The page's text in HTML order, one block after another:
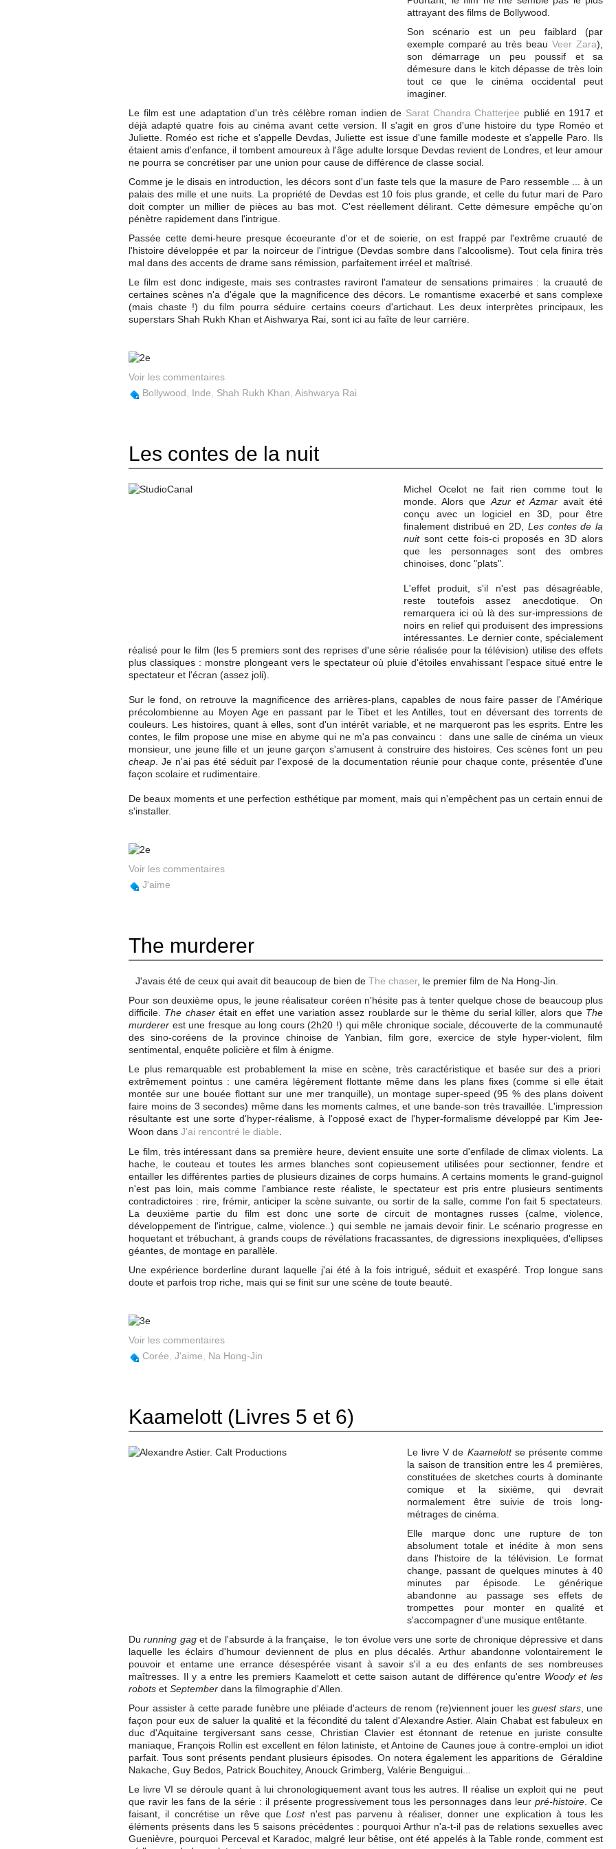
attrayant des films de Bollywood.
Son scénario est un peu faiblard (par
exemple comparé au très beauVeer Zara),
son démarrage un peu poussif et sa
démesure dans le kitch dépasse de très loin
tout ce que le cinéma occidental peut
imaginer.
Le film est une adaptation d'un très célèbre roman indien de Sarat Chandra Chatterjee publié en 1917 et
déjà adapté quatre fois au cinéma avant cette version. Il s'agit en gros d'une histoire du type Roméo et
Juliette. Roméo est riche et s'appelle Devdas, Juliette est issue d'une famille modeste et s'appelle Paro. Ils
étaient amis d'enfance, il tombent amoureux à l'âge adulte lorsque Devdas revient de Londres, et leur amour
ne pourra se concrétiser par une union pour cause de différence de classe social.
Comme je le disais en introduction, les décors sont d'un faste tels que la masure de Paro ressemble ... à un
palais des mille et une nuits. La propriété de Devdas est 10 fois plus grande, et celle du futur mari de Paro
doit compter un millier de pièces au bas mot. C'est réellement délirant. Cette démesure empêche qu'on
pénètre rapidement dans l'intrigue.
Passée cette demi-heure presque écoeurante d'or et de soierie, on est frappé par l'extrême cruauté de
l'histoire développée et par la noirceur de l'intrigue (Devdas sombre dans l'alcoolisme). Tout cela finira très
mal dans des accents de drame sans rémission, parfaitement irréel et maîtrisé.
Le film est donc indigeste, mais ses contrastes raviront l'amateur de sensations primaires : la cruauté de
certaines scènes n'a d'égale que la magnificence des décors. Le romantisme exacerbé et sans complexe
(mais chaste !) du film pourra séduire certains coeurs d'artichaut. Les deux interprètes principaux, les
superstars Shah Rukh Khan et Aishwarya Rai, sont ici au faîte de leur carrière.
Voir les commentaires
Bollywood
Inde Shah Rukh Khan Aishwarya Rai
Les contes de la nuit
Michel Ocelot ne fait rien comme tout le
monde. Alors que Azur et Azmar avait été
conçu avec un logiciel en 3D, pour être
finalement distribué en 2D, Les contes de la
nuitsont cette fois-ci proposés en 3D alors
que les personnages sont des ombres
chinoises, donc "plats".
L'effet produit, s'il n'est pas désagréable,
reste toutefois assez anecdotique. On
remarquera ici où là des sur-impressions de
noirs en relief qui produisent des impressions
intéressantes. Le dernier conte, spécialement
réalisé pour le film (les 5 premiers sont des reprises d'une série réalisée pour la télévision) utilise des effets
plus classiques : monstre plongeant vers le spectateur où pluie d'étoiles envahissant l'espace situé entre le
spectateur et l'écran (assez joli).
Sur le fond, on retrouve la magnificence des arrières-plans, capables de nous faire passer de l'Amérique
précolombienne au Moyen Age en passant par le Tibet et les Antilles, tout en déversant des torrents de
couleurs. Les histoires, quant à elles, sont d'un intérêt variable, et ne marqueront pas les esprits. Entre les
contes, le film propose une mise en abyme qui ne m'a pas convaincu : dans une salle de cinéma un vieux
monsieur, une jeune fille et un jeune garçon s'amusent à construire des histoires. Ces scènes font un peu
cheap . Je n'ai pas été séduit par l'exposé de la documentation réunie pour chaque conte, présentée d'une
façon scolaire et rudimentaire.
De beaux moments et une perfection esthétique par moment, mais qui n'empêchent pas un certain ennui de
s'installer.
Voir les commentaires
J'aime
The murderer
J'avais été de ceux qui avait dit beaucoup de bien de The chaser, le premier film de Na Hong-Jin.
Pour son deuxième opus, le jeune réalisateur coréen n'hésite pas à tenter quelque chose de beaucoup plus
difficile. The chaserétait en effet une variation assez roublarde sur le thème du serial killer, alors que The
murderer est une fresque au long cours (2h20 !) qui mêle chronique sociale, découverte de la communauté
des sino-coréens de la province chinoise de Yanbian, film gore, exercice de style hyper-violent, film
sentimental, enquête policière et film à énigme.
Le plus remarquable est probablement la mise en scène, très caractéristique et basée sur des a priori
extrêmement pointus : une caméra légèrement flottante même dans les plans fixes (comme si elle était
montée sur une bouée flottant sur une mer tranquille), un montage super-speed (95 % des plans doivent
faire moins de 3 secondes) même dans les moments calmes, et une bande-son très travaillée. L'impression
résultante est une sorte d'hyper-réalisme, à l'opposé exact de l'hyper-formalisme développé par Kim Jee-
Woon dans J'ai rencontré le diable
Le film, très intéressant dans sa première heure, devient ensuite une sorte d'enfilade de climax violents. La
hache, le couteau et toutes les armes blanches sont copieusement utilisées pour sectionner, fendre et
entailler les différentes parties de plusieurs dizaines de corps humains. A certains moments le grand-guignol
n'est pas loin, mais comme l'ambiance reste réaliste, le spectateur est pris entre plusieurs sentiments
contradictoires : rire, frémir, anticiper la scène suivante, ou sortir de la salle, comme l'on fait 5 spectateurs.
La deuxième partie du film est donc une sorte de circuit de montagnes russes (calme, violence,
développement de l'intrigue, calme, violence..) qui semble ne jamais devoir finir. Le scénario progresse en
hoquetant et trébuchant, à grands coups de révélations fracassantes, de digressions inexpliquées, d'ellipses
géantes, de montage en parallèle.
Une expérience borderline durant laquelle j'ai été à la fois intrigué, séduit et exaspéré. Trop longue sans
doute et parfois trop riche, mais qui se finit sur une scène de toute beauté.
Voir les commentaires
Corée J'aime Na Hong-Jin
Kaamelott (Livres 5 et 6)
Le livre V de Kaamelottse présente comme
la saison de transition entre les 4 premières,
constituées de sketches courts à dominante
comique et la sixième, qui devrait
normalement être suivie de trois long-
métrages de cinéma.
Elle marque donc une rupture de ton
absolument totale et inédite à mon sens
dans l'histoire de la télévision. Le format
change, passant de quelques minutes à 40
minutes par épisode. Le générique
abandonne au passage ses effets de
trompettes pour monter en qualité et
s'accompagner d'une musique entêtante.
Durunning gaget de l'absurde à la française, le ton évolue vers une sorte de chronique dépressive et dans
laquelle les éclairs d'humour deviennent de plus en plus décalés. Arthur abandonne volontairement le
pouvoir et entame une errance désespérée visant à savoir s'il a eu des enfants de ses nombreuses
maîtresses. Il y a entre les premiers Kaamelott et cette saison autant de différence qu'entre Woody et les
robots et September dans la filmographie d'Allen.
Pour assister à cette parade funèbre une pléiade d'acteurs de renom (re)viennent jouer les guest stars, une
façon pour eux de saluer la qualité et la fécondité du talent d'Alexandre Astier. Alain Chabat est fabuleux en
duc d'Aquitaine tergiversant sans cesse, Christian Clavier est étonnant de retenue en juriste consulte
maniaque, François Rollin est excellent en félon latiniste, et Antoine de Caunes joue à contre-emploi un idiot
parfait. Tous sont présents pendant plusieurs épisodes. On notera également les apparitions de Géraldine
Nakache, Guy Bedos, Patrick Bouchitey, Anouck Grimberg, Valérie Benguigui...
Le livre VI se déroule quant à lui chronologiquement avant tous les autres. Il réalise un exploit qui ne peut
que ravir les fans de la série : il présente progressivement tous les personnages dans leur pré-histoire. Ce
faisant, il concrétise un rêve queLostn'est pas parvenu à réaliser, donner une explication à tous les
éléments présents dans les 5 saisons précédentes : pourquoi Arthur n'a-t-il pas de relations sexuelles avec
Guenièvre, pourquoi Perceval et Karadoc, malgré leur bêtise, ont été appelés à la Table ronde, comment est